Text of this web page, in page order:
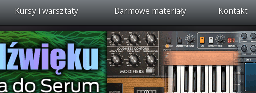
Kursy i warsztaty
Zobacz wszystkie kursy i warsztaty
Synteza dźwięku 🔥
Produkcja muzyczna w praktyce
Darmowe materiały Kontakt